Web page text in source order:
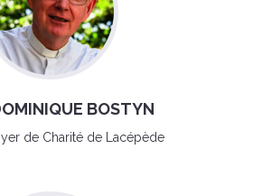
BOSTYN
de Charité de Lacépède